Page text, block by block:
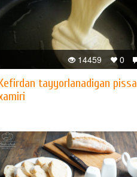
0
14459
tayyorlanadigan pissa